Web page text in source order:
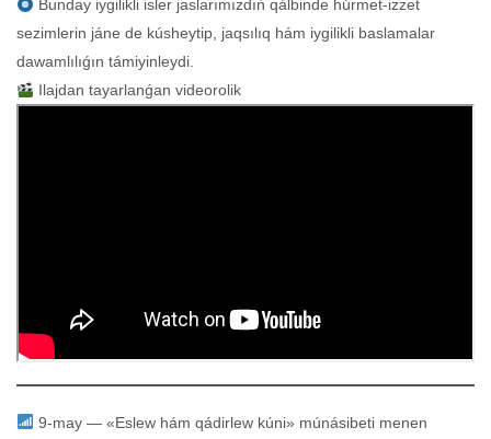
Bunday iygilikli isler jaslarımızdıń qálbinde húrmet-izzet
sezimlerin jáne de kúsheytip, jaqsılıq hám iygilikli baslamalar
dawamlılıǵın támiyinleydi.
Ilajdan tayarlanǵan videorolik
9-may — «Eslew hám qádirlew kúni» múnásibeti menen